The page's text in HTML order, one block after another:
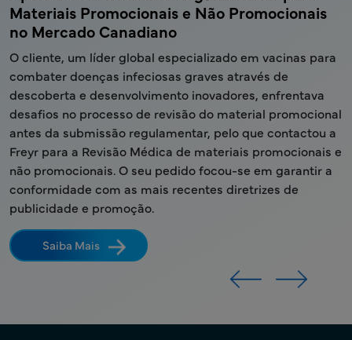
Materiais Promocionais e Não Promocionais
no Mercado Canadiano
O cliente, um líder global especializado em vacinas para
combater doenças infeciosas graves através de
descoberta e desenvolvimento inovadores, enfrentava
desafios no processo de revisão do material promocional
antes da submissão regulamentar, pelo que contactou a
Freyr para a Revisão Médica de materiais promocionais e
não promocionais. O seu pedido focou-se em garantir a
conformidade com as mais recentes diretrizes de
publicidade e promoção.
Saiba Mais